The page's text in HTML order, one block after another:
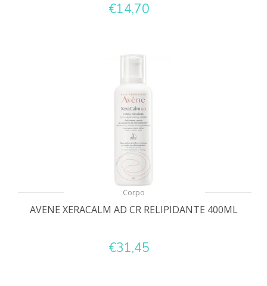
€14,70
Corpo
AVENE XERACALM AD CR RELIPIDANTE 400ML
€31,45